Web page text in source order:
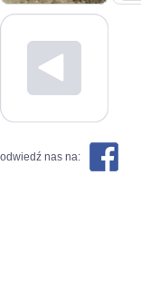
odwiedź nas na: